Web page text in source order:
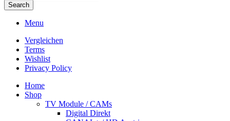
Search
Menu
Vergleichen
Terms
Wishlist
Privacy Policy
Home
Shop
TV Module / CAMs
Digital Direkt